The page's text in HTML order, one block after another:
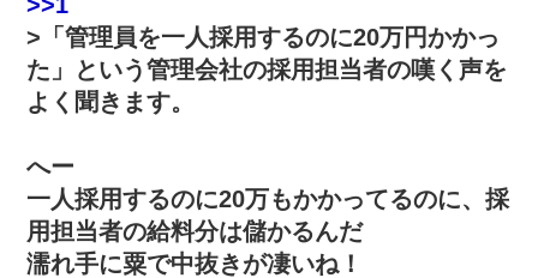
>「管理員を一人採用するのに20万円かかっ
た」という管理会社の採用担当者の嘆く声を
よく聞きます。
へー
一人採用するのに20万もかかってるのに、採
用担当者の給料分は儲かるんだ
濡れ手に粟で中抜きが凄いね！